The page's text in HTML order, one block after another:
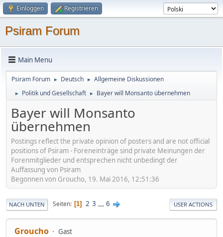
Einloggen Registrieren
Psiram Forum
Main Menu
Psiram Forum ► Deutsch ► Allgemeine Diskussionen
► Politik und Gesellschaft ► Bayer will Monsanto übernehmen
Bayer will Monsanto
übernehmen
Postings reflect the private opinion of posters and are not official
positions of Psiram - Foreneinträge sind private Meinungen der
Forenmitglieder und entsprechen nicht unbedingt der
Auffassung von Psiram
Begonnen von Groucho, 19. Mai 2016, 12:51:36
NACH UNTEN Seiten 1 2 3 ... 6 USER ACTIONS
Groucho Gast